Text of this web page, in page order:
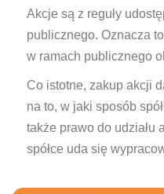
Akcje są z reguły
publicznego. Oznacza
w ramach publicznego
Co istotne, zakup akcji
na to, w jaki sposób
także prawo do udziału
spółce uda się